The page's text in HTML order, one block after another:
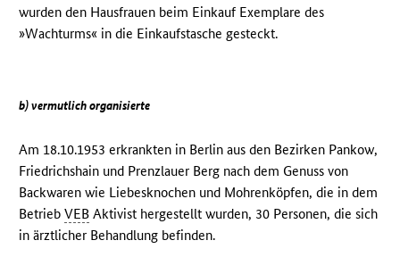
wurden den Hausfrauen beim Einkauf Exemplare des
»Wachturms« in die Einkaufstasche gesteckt.
b) vermutlich organisierte
Am 18.10.1953 erkrankten in Berlin aus den Bezirken Pankow,
Friedrichshain und Prenzlauer Berg nach dem Genuss von
Backwaren wie Liebesknochen und Mohrenköpfen, die in dem
BetriebVEB Aktivist hergestellt wurden, 30 Personen, die sich
in ärztlicher Behandlung befinden.